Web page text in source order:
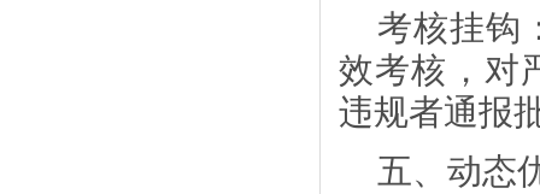
考核挂钩
效考核，对
违规者通报
五、动态